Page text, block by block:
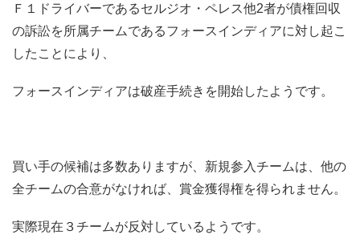
Ｆ１ドライバーであるセルジオ・ペレス他2者が債権回収
の訴訟を所属チームであるフォースインディアに対し起こ
したことにより、
フォースインディアは破産手続きを開始したようです。
買い手の候補は多数ありますが、新規参入チームは、他の
全チームの合意がなければ、賞金獲得権を得られません。
実際現在３チームが反対しているようです。